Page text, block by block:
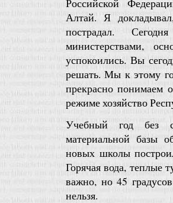
Российской
Алтай. Я
пострадал.
министерствами,
успокоились. Вы
решать. Мы к этому
прекрасно понимаем
режиме хозяйство
Учебный год без
материальной базы
новых школы
Горячая вода, теплые
важно, но 45
нельзя.